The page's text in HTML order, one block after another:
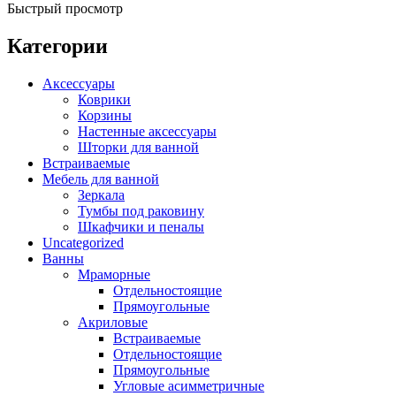
Быстрый просмотр
Категории
Аксессуары
Коврики
Корзины
Настенные аксессуары
Шторки для ванной
Встраиваемые
Мебель для ванной
Зеркала
Тумбы под раковину
Шкафчики и пеналы
Uncategorized
Ванны
Мраморные
Отдельностоящие
Прямоугольные
Акриловые
Встраиваемые
Отдельностоящие
Прямоугольные
Угловые асимметричные